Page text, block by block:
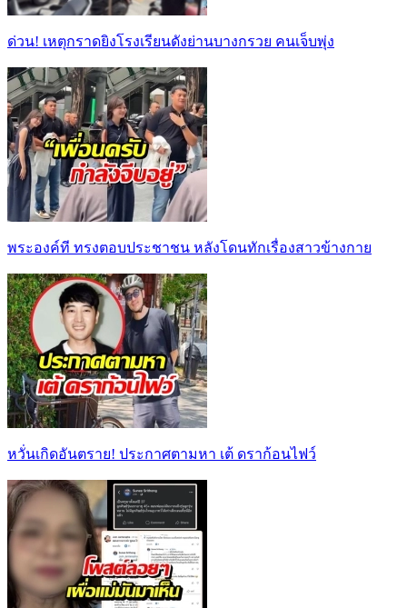
ด่วน! เหตุกราดยิงโรงเรียนดังย่านบางกรวย คนเจ็บพุ่ง
พระองค์ที ทรงตอบประชาชน หลังโดนทักเรื่องสาวข้างกาย
หวั่นเกิดอันตราย! ประกาศตามหา เต้ ดราก้อนไฟว์